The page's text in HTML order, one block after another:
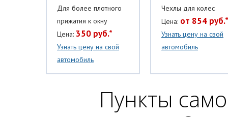
Для более плотного
прижатия к окну
Цена: 350 руб.*
Узнать цену на свой
автомобиль
Чехлы для колес
Цена: от 854 руб.*
Узнать цену на свой
автомобиль
Пункты